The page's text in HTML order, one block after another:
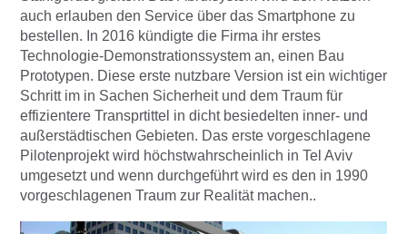
auch erlauben den Service über das Smartphone zu
bestellen. In 2016 kündigte die Firma ihr erstes
Technologie-Demonstrationssystem an, einen Bau
Prototypen. Diese erste nutzbare Version ist ein wichtiger
Schritt im in Sachen Sicherheit und dem Traum für
effizientere Transprtittel in dicht besiedelten inner- und
außerstädtischen Gebieten. Das erste vorgeschlagene
Pilotenprojekt wird höchstwahrscheinlich in Tel Aviv
umgesetzt und wenn durchgeführt wird es den in 1990
vorgeschlagenen Traum zur Realität machen..